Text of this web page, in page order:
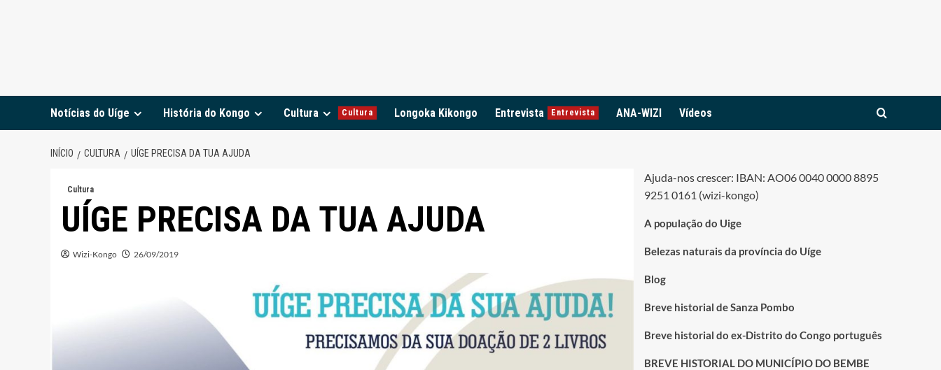
Notícias do Uíge História do Kongo Cultura Cultura Longoka Kikongo Entrevista Entrevista ANA-WIZI Vídeos
INÍCIO CULTURA UÍGE PRECISA DA TUA AJUDA
Cultura
UÍGE PRECISA DA TUA AJUDA
Wizi-Kongo 26/09/2019
Ajuda-nos crescer: IBAN: AO06 0040 0000 8895
9251 0161 (wizi-kongo)
A população do Uige
Belezas naturais da província do Uíge
Blog
Breve historial de Sanza Pombo
Breve historial do ex-Distrito do Congo português
BREVE HISTORIAL DO MUNICÍPIO DO BEMBE